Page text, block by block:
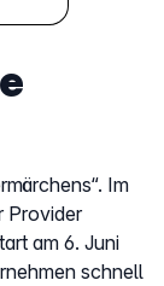
Im
Provider
am 6. Juni
schnell